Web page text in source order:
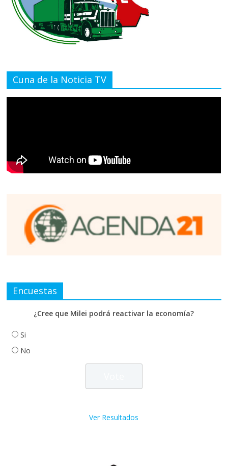
Cuna de la Noticia TV
Encuestas
¿Cree que Milei podrá reactivar la economía?
Si
No
Ver Resultados